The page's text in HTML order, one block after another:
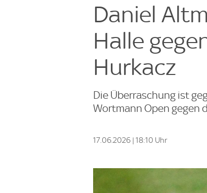
Daniel
Halle
Hurkacz
Die Überraschung ist
Wortmann Open gegen
17.06.2026 | 18:10 Uhr